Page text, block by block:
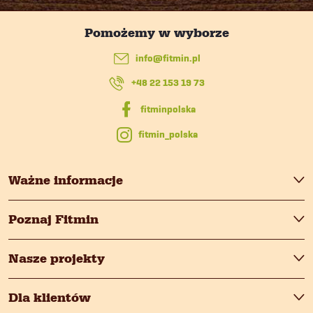
o
Ważne informacje
Poznaj Fitmin
Nasze projekty
Dla klientów
info@fitmin.pl
+48 22 153 19 73
fitmin_polska